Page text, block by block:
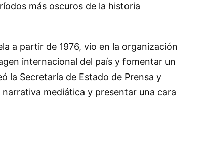
más oscuros de la historia
a partir de 1976, vio en la organización
internacional del país y fomentar un
la Secretaría de Estado de Prensa y
mediática y presentar una cara